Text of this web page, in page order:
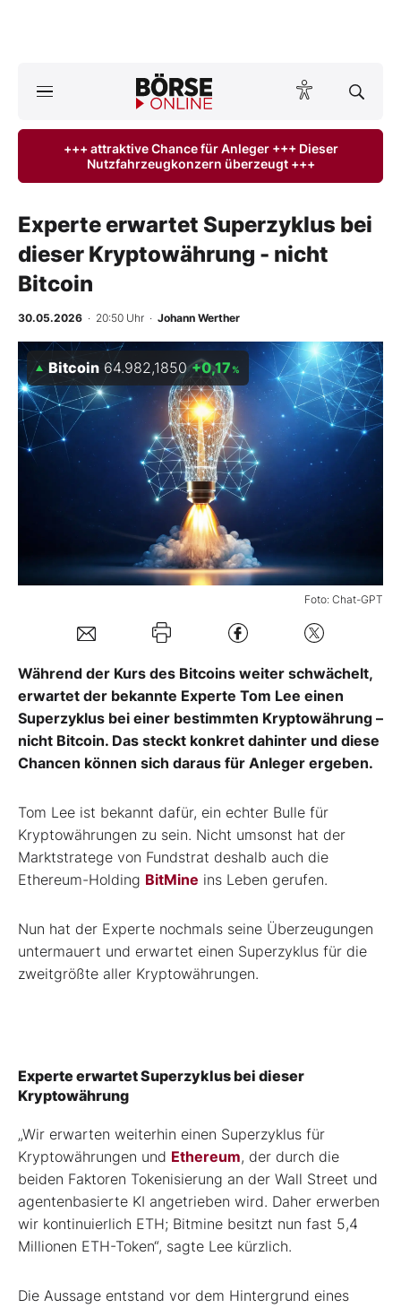
Anlageprodukte
Abo & Shop
Experten
Mein B:O
Mein Konto
Folgen Sie uns
+++ attraktive Chance für Anleger +++ Dieser
Nutzfahrzeugkonzern überzeugt +++
Experte erwartet Superzyklus bei
dieser Kryptowährung - nicht
Bitcoin
30.05.2026 · 20:50 Uhr · Johann Werther
Foto: Chat-GPT
Bitcoin 64.982,1850 +0,17 %
Während der Kurs des Bitcoins weiter schwächelt,
erwartet der bekannte Experte Tom Lee einen
Superzyklus bei einer bestimmten Kryptowährung –
nicht Bitcoin. Das steckt konkret dahinter und diese
Chancen können sich daraus für Anleger ergeben.
Tom Lee ist bekannt dafür, ein echter Bulle für
Kryptowährungen zu sein. Nicht umsonst hat der
Marktstratege von Fundstrat deshalb auch die
Ethereum-Holding BitMine ins Leben gerufen.
Nun hat der Experte nochmals seine Überzeugungen
untermauert und erwartet einen Superzyklus für die
zweitgrößte aller Kryptowährungen.
Experte erwartet Superzyklus bei dieser
Kryptowährung
„Wir erwarten weiterhin einen Superzyklus für
Kryptowährungen und Ethereum, der durch die
beiden Faktoren Tokenisierung an der Wall Street und
agentenbasierte KI angetrieben wird. Daher erwerben
wir kontinuierlich ETH; Bitmine besitzt nun fast 5,4
Millionen ETH-Token“, sagte Lee kürzlich.
Die Aussage entstand vor dem Hintergrund eines